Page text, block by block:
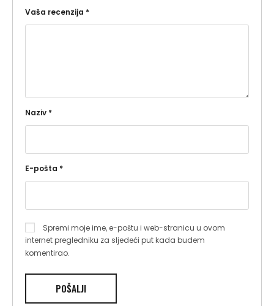
Vaša recenzija *
Naziv *
E-pošta *
Spremi moje ime, e-poštu i web-stranicu u ovom
internet pregledniku za sljedeći put kada budem
komentirao.